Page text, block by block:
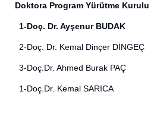
Doktora Program Yürütme Kurulu
1-Doç. Dr. Ayşenur BUDAK
2-Doç. Dr. Kemal Dinçer DİNGEÇ
3-Doç.Dr. Ahmed Burak PAÇ
1-Doç.Dr. Kemal SARICA